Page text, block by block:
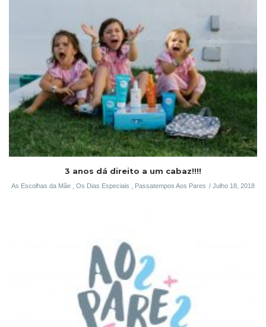
3 anos dá direito a um cabaz!!!!
As Escolhas da Mãe , Os Dias Especiais , Passatempos Aos Pares Julho 18, 2018